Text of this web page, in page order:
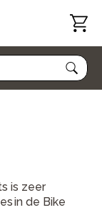
is zeer
in de Bike